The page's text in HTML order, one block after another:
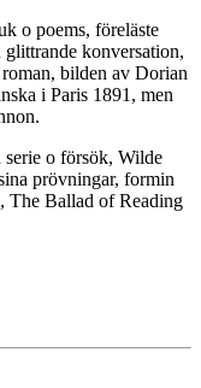
o poems, föreläste
konversation,
bilden av Dorian
i Paris 1891, men
o försök, Wilde
prövningar, formin
The Ballad of Reading